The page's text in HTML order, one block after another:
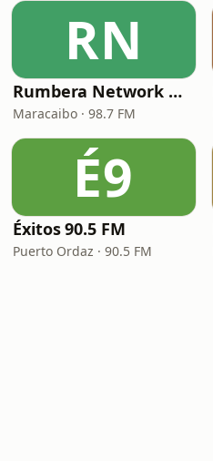
RN
Rumbera Network Maracaibo
Maracaibo · 98.7 FM
É9
Éxitos 90.5 FM
Puerto Ordaz · 90.5 FM